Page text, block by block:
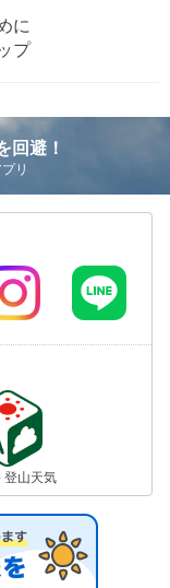
に
プ
回避！
リ
登山天気